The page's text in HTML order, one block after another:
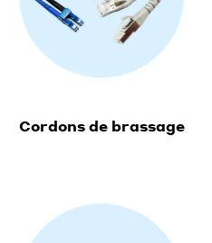
Cordons de brassage